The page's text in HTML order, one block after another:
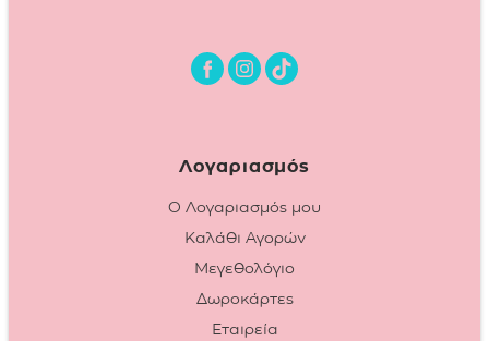
Λογαριασμός
Ο Λογαριασμός μου
Καλάθι Αγορών
Μεγεθολόγιο
Δωροκάρτες
Εταιρεία